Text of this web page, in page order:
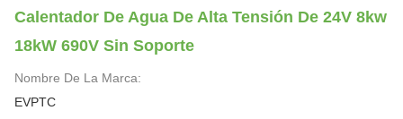
Calentador De Agua De Alta Tensión De 24V 8kw
18kW 690V Sin Soporte
Nombre De La Marca:
EVPTC